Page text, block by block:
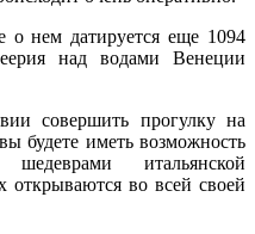
о нем датируется еще 1094
над водами Венеции
совершить прогулку на
будете иметь возможность
итальянской
открываются во всей своей